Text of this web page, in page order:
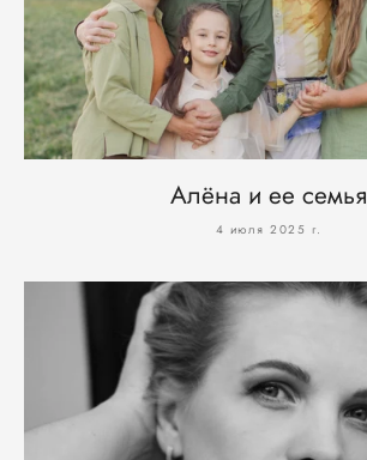
Алёна и ее семья
4 июля 2025 г.